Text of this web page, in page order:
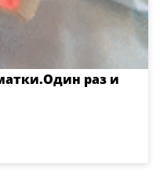
раз и